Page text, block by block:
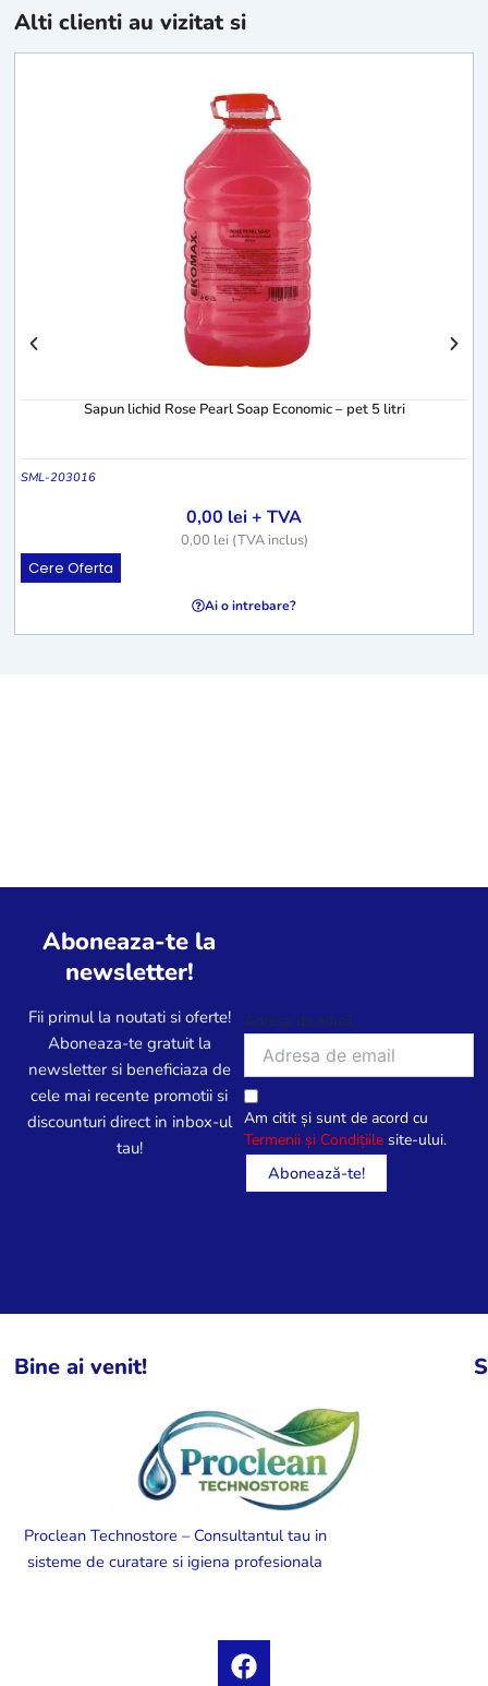
Alti clienti au vizitat si
Sapun lichid Rose Pearl Soap Economic – pet 5 litri
SML-203016
0,00 lei+ TVA
0,00 lei (TVA inclus)
Cere Oferta
Ai o intrebare?
Aboneaza-te la
newsletter!
Fii primul la noutati si oferte!
Aboneaza-te gratuit la
newsletter si beneficiaza de
cele mai recente promotii si
discounturi direct in inbox-ul
tau!
Adresa de email
Am citit și sunt de acord cu
Termenii și Condițiile site-ului.
Bine ai venit!
Proclean Technostore – Consultantul tau in
sisteme de curatare si igiena profesionala
F
a